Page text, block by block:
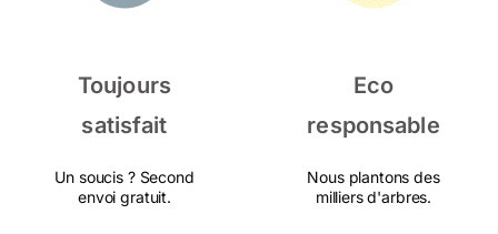
Toujours
satisfait
Un soucis ? Second
envoi gratuit.
Eco
responsable
Nous plantons des
milliers d'arbres.